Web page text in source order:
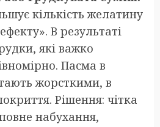
кількість желатину
В результаті
які важко
Пасма в
жорсткими, в
Рішення: чітка
набухання,